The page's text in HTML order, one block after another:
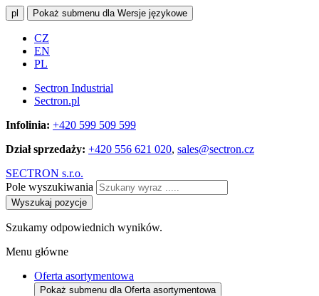
pl Pokaż submenu dla Wersje językowe
CZ
EN
PL
Sectron Industrial
Sectron.pl
Infolinia: +420 599 509 599
Dział sprzedaży: +420 556 621 020, sales@sectron.cz
SECTRON s.r.o.
Pole wyszukiwania
Wyszukaj pozycje
Szukamy odpowiednich wyników.
Menu główne
Oferta asortymentowa
Pokaż submenu dla Oferta asortymentowa